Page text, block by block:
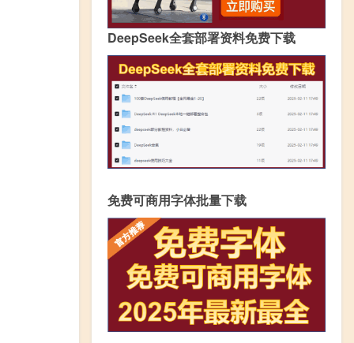
DeepSeek全套部署资料免费下载
免费可商用字体批量下载